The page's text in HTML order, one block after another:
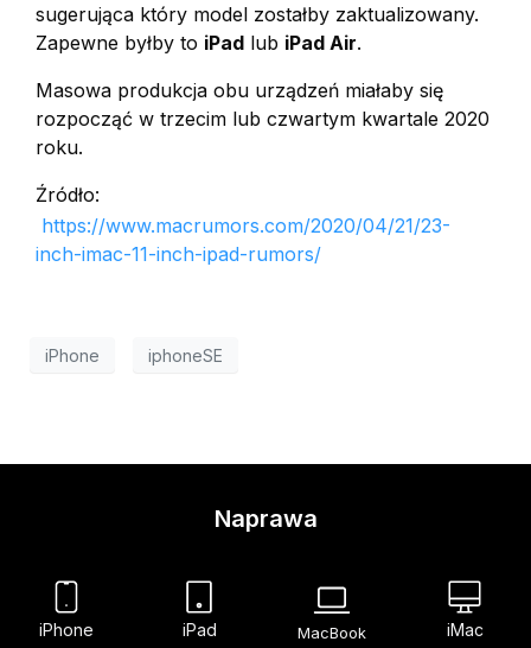
sugerująca który model zostałby zaktualizowany.
Zapewne byłby to iPad lub iPad Air.
Masowa produkcja obu urządzeń miałaby się
rozpocząć w trzecim lub czwartym kwartale 2020
roku.
Źródło:
https://www.macrumors.com/2020/04/21/23-
inch-imac-11-inch-ipad-rumors/
iPhone iphoneSE
Naprawa
iPhone iPad MacBook iMac